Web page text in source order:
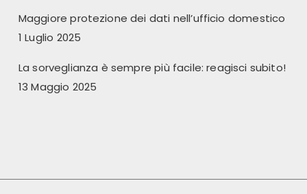
Maggiore protezione dei dati nell’ufficio domestico
1 Luglio 2025
La sorveglianza è sempre più facile: reagisci subito!
13 Maggio 2025